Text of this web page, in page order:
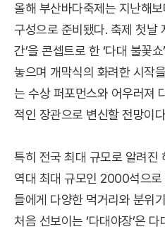
올해 부산바다축제는 지난해
구성으로 준비됐다. 축제 첫날
간’을 콘셉트로 한 ‘다대 불꽃
놓으며 개막식의 화려한 시작
는 수상 퍼포먼스와 어우러져
적인 장관으로 변신할 전망이
특히 전국 최대 규모로 알려진
역대 최대 규모인 2000석으
들에게 다양한 먹거리와 분위
처음 선보이는 ‘다대야장’은